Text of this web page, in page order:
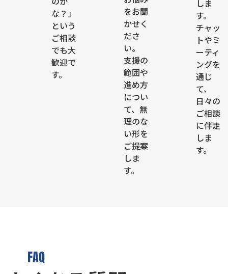
な？」
という
ご相談
でも大
歓迎で
す。
をお聞
かせく
ださ
い。
支援の
範囲や
進め方
につい
て、無
理のな
い形を
ご提案
しま
す。
しま
す。
チャッ
トやミ
ーティ
ングを
通じ
て、
日々の
ご相談
に伴走
しま
す。
FAQ